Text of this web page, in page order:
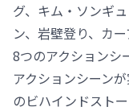
グ、キム・ソンギ
ン、岩壁登り、カ
8つのアクションシ
アクションシーン
のビハインドスト